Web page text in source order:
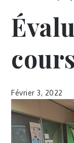
Février 3, 2022